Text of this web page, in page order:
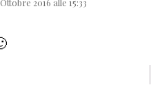
Ottobre 2016 alle 15:33